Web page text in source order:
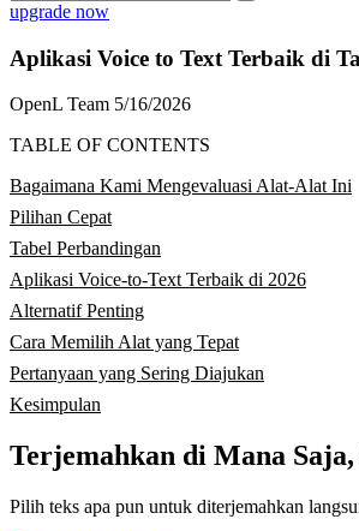
upgrade now
Aplikasi Voice to Text Terbaik di
OpenL Team 5/16/2026
TABLE OF CONTENTS
Bagaimana Kami Mengevaluasi Alat-Alat Ini
Pilihan Cepat
Tabel Perbandingan
Aplikasi Voice-to-Text Terbaik di 2026
Alternatif Penting
Cara Memilih Alat yang Tepat
Pertanyaan yang Sering Diajukan
Kesimpulan
Terjemahkan di Mana
Pilih teks apa pun untuk diterjemahkan